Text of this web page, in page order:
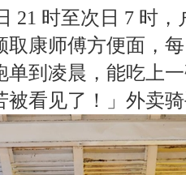
21 时至次日 7 时
取康师傅方便面，
单到凌晨，能吃上
被看见了！」外卖